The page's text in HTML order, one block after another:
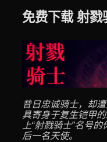
免费下载 射戮
昔日忠诚骑士，却
具寄身于复生铠甲
上“射戮骑士”名号
后一名天使。